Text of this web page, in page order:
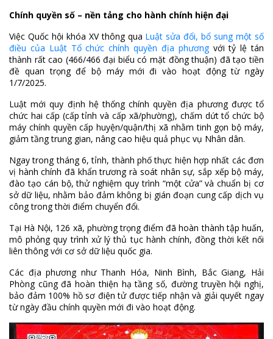
Chính quyền số – nền tảng cho hành chính hiện đại
Việc Quốc hội khóa XV thông qua Luật sửa đổi, bổ sung một số
điều của Luật Tổ chức chính quyền địa phươngvới tỷ lệ tán
thành rất cao (466/466 đại biểu có mặt đồng thuận) đã tạo tiền
đề quan trọng để bộ máy mới đi vào hoạt động từ ngày
1/7/2025.
Luật mới quy định hệ thống chính quyền địa phương được tổ
chức hai cấp (cấp tỉnh và cấp xã/phường), chấm dứt tổ chức bộ
máy chính quyền cấp huyện/quận/thị xã nhằm tinh gọn bộ máy,
giảm tầng trung gian, nâng cao hiệu quả phục vụ Nhân dân.
Ngay trong tháng 6, tỉnh, thành phố thực hiện hợp nhất các đơn
vị hành chính đã khẩn trương rà soát nhân sự, sắp xếp bộ máy,
đào tạo cán bộ, thử nghiệm quy trình “một cửa” và chuẩn bị cơ
sở dữ liệu, nhằm bảo đảm không bị gián đoạn cung cấp dịch vụ
công trong thời điểm chuyển đổi.
Tại Hà Nội, 126 xã, phường trọng điểm đã hoàn thành tập huấn,
mô phỏng quy trình xử lý thủ tục hành chính, đồng thời kết nối
liên thông với cơ sở dữ liệu quốc gia.
Các địa phương như Thanh Hóa, Ninh Bình, Bắc Giang, Hải
Phòng cũng đã hoàn thiện hạ tầng số, đường truyền hội nghị,
bảo đảm 100% hồ sơ điện tử được tiếp nhận và giải quyết ngay
từ ngày đầu chính quyền mới đi vào hoạt động.